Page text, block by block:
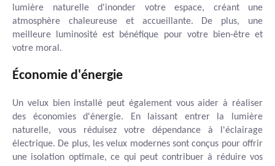
lumière naturelle d'inonder votre espace, créant une
atmosphère chaleureuse et accueillante. De plus, une
meilleure luminosité est bénéfique pour votre bien-être et
votre moral.
Économie d'énergie
Un velux bien installé peut également vous aider à réaliser
des économies d'énergie. En laissant entrer la lumière
naturelle, vous réduisez votre dépendance à l'éclairage
électrique. De plus, les velux modernes sont conçus pour offrir
une isolation optimale, ce qui peut contribuer à réduire vos